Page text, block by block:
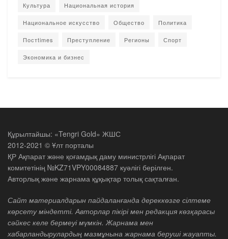
Культура Национальная история
Национальное искусство Общество Политика
Постtimes Преступление Регионы Спорт
Экономика и бизнес
Құрылтайшы: «Tengri Gold» ЖШС
2012-2021 © Ұлт порталы
ҚР Ақпарат және қоғамдық даму министрлігі Ақпарат
комитетінің №KZ71VPY00084887 куәлігі берілген.
Авторлық және жарнама құқықтар толық сақталған.
Сайт материалдарын пайдаланғанда дереккөзге сілтеме
көрсету міндетті. Авторлар пікірі мен редакция көзқарасы
сәйкес келе бермеуі мүмкін. Жарнама мен
хабарландырулардың мазмұнына жарнама беруші жауапты.